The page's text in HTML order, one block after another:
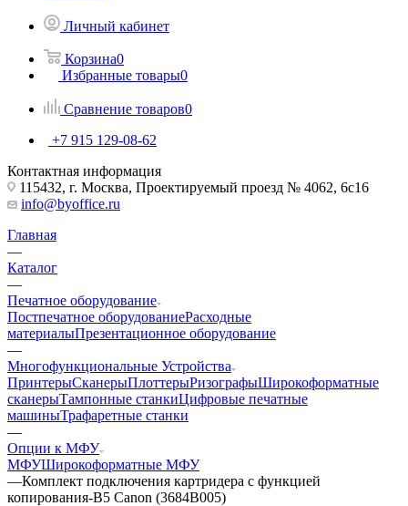
Личный кабинет
Корзина0
Избранные товары0
Сравнение товаров0
+7 915 129-08-62
Контактная информация
115432, г. Москва, Проектируемый проезд № 4062, 6с16
info@byoffice.ru
Главная
—
Каталог
—
Печатное оборудование
Постпечатное оборудованиеРасходные
материалыПрезентационное оборудование
—
Многофункциональные Устройства
ПринтерыСканерыПлоттерыРизографыШирокоформатные
сканерыТампонные станкиЦифровые печатные
машиныТрафаретные станки
—
Опции к МФУ
МФУШирокоформатные МФУ
—Комплект подключения картридера с функцией
копирования-B5 Canon (3684B005)